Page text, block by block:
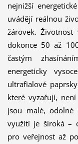
nejnižší
uvádějí reálnou
žárovek.
dokonce 50 až
častým
energeticky
ultrafialové
které vyzařují,
jsou malé, odolné
využití je široká –
pro veřejnost až